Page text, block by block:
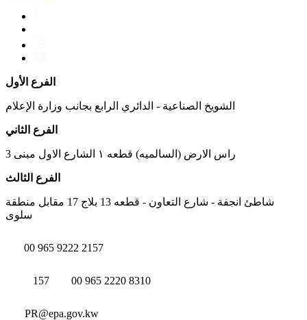
الفرع الأول
الشويخ الصناعية - الدائري الرابع بجانب وزارة الإعلام
الفرع الثاني
راس الارض (السالميه) قطعه ١ الشارع الاول مبنى 3
الفرع الثالث
شاطئ انجفة - شارع التعاون - قطعه 13 بلاج 17 مقابل منطقة
سلوى
00 965 9222 2157
157 00 965 2220 8310
PR@epa.gov.kw